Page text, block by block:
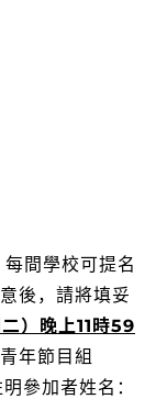
間學校可提名
後，請將填妥
）晚上11時59
年節目組
參加者姓名：